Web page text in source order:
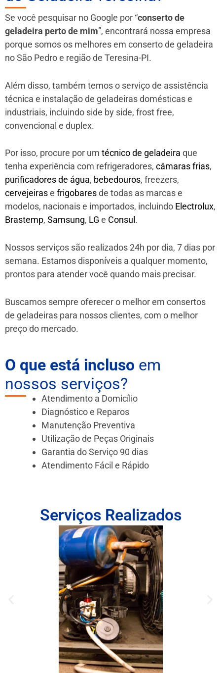
Se você pesquisar no Google por “conserto de
geladeira perto de mim”, encontrará nossa empresa
porque somos os melhores em conserto de geladeira
no São Pedro e região de Teresina-PI.
Além disso, também temos o serviço de assistência
técnica e instalação de geladeiras domésticas e
industriais, incluindo side by side, frost free,
convencional e duplex.
Por isso, procure por um técnico de geladeira que
tenha experiência com refrigeradores, câmaras frias,
purificadores de água, bebedouros, freezers,
cervejeirase frigobaresde todas as marcas e
modelos, nacionais e importados, incluindo Electrolux,
Brastemp, Samsung, LG e Consul .
Nossos serviços são realizados 24h por dia, 7 dias por
semana. Estamos disponíveis a qualquer momento,
prontos para atender você quando mais precisar.
Buscamos sempre oferecer o melhor em consertos
de geladeiras para nossos clientes, com o melhor
preço do mercado.
O que está incluso em
nossos serviços?
Atendimento a Domicílio
Diagnóstico e Reparos
Manutenção Preventiva
Utilização de Peças Originais
Garantia do Serviço 90 dias
Atendimento Fácil e Rápido
Serviços Realizados